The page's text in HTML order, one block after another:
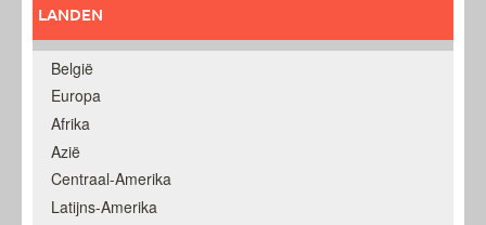
LANDEN
België
Europa
Afrika
Azië
Centraal-Amerika
Latijns-Amerika